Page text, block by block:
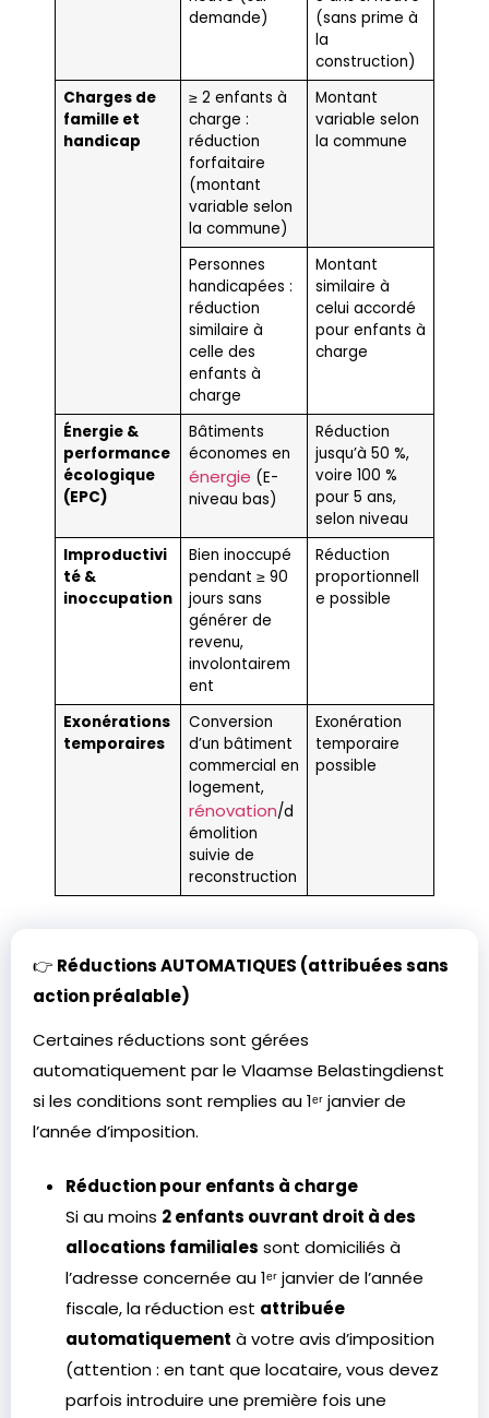
demande)
(sans prime à
la
construction)
Charges de
famille et
handicap
≥ 2 enfants à
charge :
réduction
forfaitaire
(montant
variable selon
la commune)
Montant
variable selon
la commune
Personnes
handicapées :
réduction
similaire à
celle des
enfants à
charge
Montant
similaire à
celui accordé
pour enfants à
charge
Énergie &
performance
écologique
(EPC)
Bâtiments
économes en
énergie (E-
niveau bas)
Réduction
jusqu’à 50 %,
voire 100 %
pour 5 ans,
selon niveau
Improductivi
té &
inoccupation
Bien inoccupé
pendant ≥ 90
jours sans
générer de
revenu,
involontairem
ent
Réduction
proportionnell
e possible
Exonérations
temporaires
Conversion
d’un bâtiment
commercial en
logement,
rénovation/d
émolition
suivie de
reconstruction
Exonération
temporaire
possible
👉 Réductions AUTOMATIQUES (attribuées sans
action préalable)
Certaines réductions sont gérées
automatiquement par le Vlaamse Belastingdienst
si les conditions sont remplies au 1ᵉʳ janvier de
l’année d’imposition.
Réduction pour enfants à charge
Si au moins 2 enfants ouvrant droit à des
allocations familiales sont domiciliés à
l’adresse concernée au 1ᵉʳ janvier de l’année
fiscale, la réduction est attribuée
automatiquement à votre avis d’imposition
(attention : en tant que locataire, vous devez
parfois introduire une première fois une